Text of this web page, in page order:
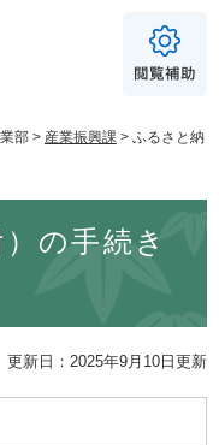
部 > 産業振興課 > ふるさと納
の手続き
更新日：2025年9月10日更新